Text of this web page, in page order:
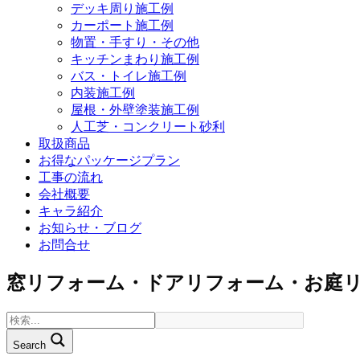
デッキ周り施工例
カーポート施工例
物置・手すり・その他
キッチンまわり施工例
バス・トイレ施工例
内装施工例
屋根・外壁塗装施工例
人工芝・コンクリート砂利
取扱商品
お得なパッケージプラン
工事の流れ
会社概要
キャラ紹介
お知らせ・ブログ
お問合せ
窓リフォーム・ドアリフォーム・お庭
Search